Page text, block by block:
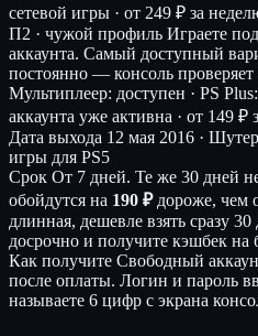
сетевой игры · от 249 ₽ за
П2 · чужой профиль Играете
аккаунта. Самый доступный
постоянно — консоль
Мультиплеер: доступен · PS
аккаунта уже активна · от 149 ₽
Дата выхода 12 мая 2016 ·
игры для PS5
Срок От 7 дней. Те же 30 дней
обойдутся на 190 ₽дороже, чем
длинная, дешевле взять сразу
досрочно и получите кэшбек на
Как получите Свободный
после оплаты. Логин и пароль
называете 6 цифр с экрана